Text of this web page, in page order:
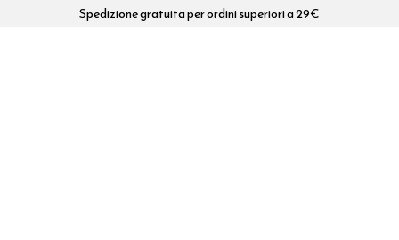
Spedizione gratuita per ordini superiori a 29€